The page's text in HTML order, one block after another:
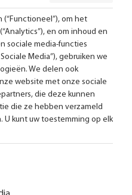
om het
en om inhoud en
sociale media-functies
Media”), gebruiken we
We delen ook
website met onze sociale
die deze kunnen
die ze hebben verzameld
U kunt uw toestemming op elk